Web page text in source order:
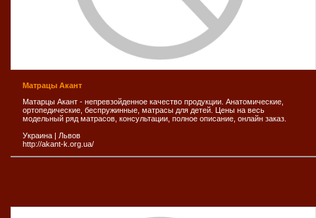
Матрацы Акант
Матарцы Акант - непревзойденное качество продукции. Анатомические,
ортопедические, беспружинные, матрасы для детей. Цены на весь
модельный ряд матрасов, консультации, полное описание, онлайн заказ.
Украина | Львов
http://akant-k.org.ua/